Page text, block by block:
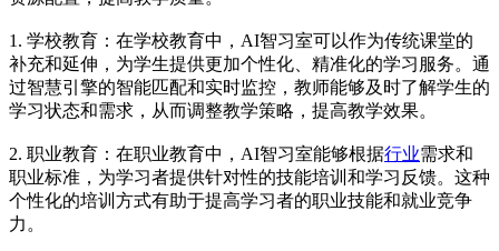
1. 学校教育：在学校教育中，AI智习室可以作为传统课堂的
补充和延伸，为学生提供更加个性化、精准化的学习服务。通
过智慧引擎的智能匹配和实时监控，教师能够及时了解学生的
学习状态和需求，从而调整教学策略，提高教学效果。
2. 职业教育：在职业教育中，AI智习室能够根据行业需求和
职业标准，为学习者提供针对性的技能培训和学习反馈。这种
个性化的培训方式有助于提高学习者的职业技能和就业竞争
力。